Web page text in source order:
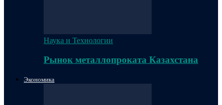
Наука и Технологии
Рынок металлопроката Казахстана
Экономика